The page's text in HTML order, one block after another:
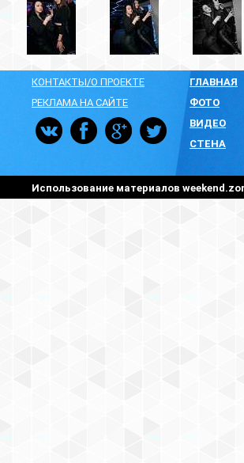
КОНТАКТЫ/О ПРОЕКТЕ
РЕКЛАМА НА САЙТЕ
ГЛАВНАЯ
ФОТО
ВИДЕО
СТЕНА
Использование материалов